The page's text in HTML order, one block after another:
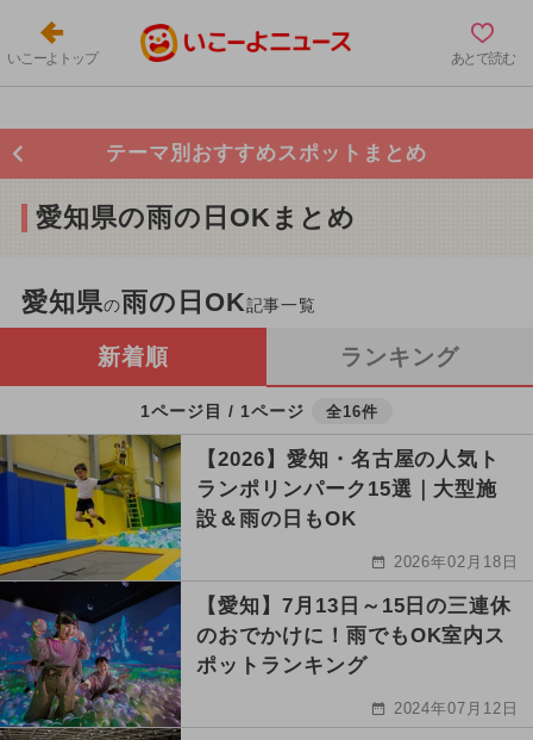
いこーよトップ あとで読む
テーマ別おすすめスポットまとめ
愛知県の雨の日OKまとめ
愛知県の雨の日OK記事一覧
新着順 ランキング
1ページ目 / 1ページ 全16件
【2026】愛知・名古屋の人気ト
ランポリンパーク15選｜大型施
設＆雨の日もOK
2026年02月18日
【愛知】7月13日～15日の三連休
のおでかけに！雨でもOK室内ス
ポットランキング
2024年07月12日